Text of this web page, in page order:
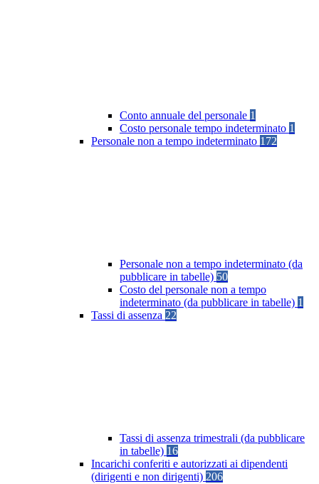
Conto annuale del personale 1
Costo personale tempo indeterminato 1
Personale non a tempo indeterminato 172
Personale non a tempo indeterminato (da
pubblicare in tabelle) 50
Costo del personale non a tempo
indeterminato (da pubblicare in tabelle) 1
Tassi di assenza 22
Tassi di assenza trimestrali (da pubblicare
in tabelle) 16
Incarichi conferiti e autorizzati ai dipendenti
(dirigenti e non dirigenti) 206